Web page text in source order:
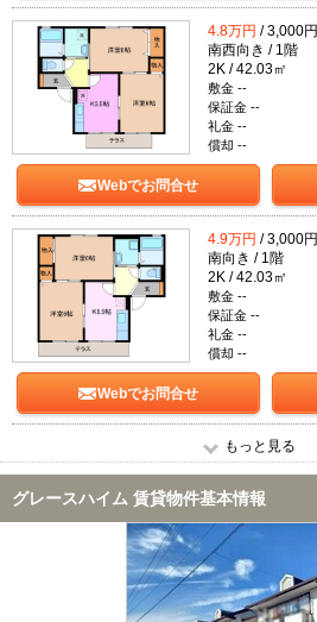
4.8万円 / 3,000円
南西向き / 1階
2K / 42.03㎡
敷金 --
保証金 --
礼金 --
償却 --
Webでお問合せ
4.9万円 / 3,000円
南向き / 1階
2K / 42.03㎡
敷金 --
保証金 --
礼金 --
償却 --
Webでお問合せ
もっと見る
グレースハイム 賃貸物件基本情報